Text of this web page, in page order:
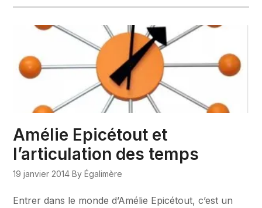
Amélie Epicétout et
l’articulation des temps
19 janvier 2014 By Égalimère
Entrer dans le monde d’Amélie Epicétout, c’est un